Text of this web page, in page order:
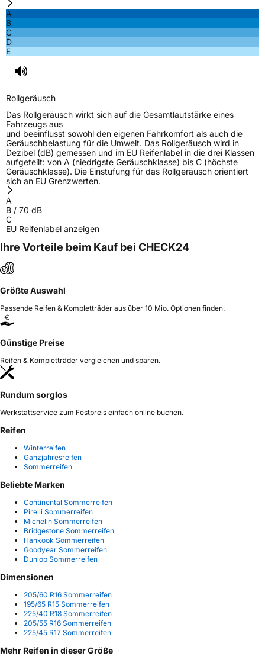
A
B
C
D
E
Rollgeräusch
Das Rollgeräusch wirkt sich auf die Gesamtlautstärke eines
Fahrzeugs aus
und beeinflusst sowohl den eigenen Fahrkomfort als auch die
Geräuschbelastung für die Umwelt. Das Rollgeräusch wird in
Dezibel (dB) gemessen und im EU Reifenlabel in die drei Klassen
aufgeteilt: von A (niedrigste Geräuschklasse) bis C (höchste
Geräuschklasse). Die Einstufung für das Rollgeräusch orientiert
sich an EU Grenzwerten.
A
B / 70 dB
C
EU Reifenlabel anzeigen
Ihre Vorteile beim Kauf bei CHECK24
Größte Auswahl
Passende Reifen & Kompletträder aus über 10 Mio. Optionen finden.
Günstige Preise
Reifen & Kompletträder vergleichen und sparen.
Rundum sorglos
Werkstattservice zum Festpreis einfach online buchen.
Reifen
Winterreifen
Ganzjahresreifen
Sommerreifen
Beliebte Marken
Continental Sommerreifen
Pirelli Sommerreifen
Michelin Sommerreifen
Bridgestone Sommerreifen
Hankook Sommerreifen
Goodyear Sommerreifen
Dunlop Sommerreifen
Dimensionen
205/60 R16 Sommerreifen
195/65 R15 Sommerreifen
225/40 R18 Sommerreifen
205/55 R16 Sommerreifen
225/45 R17 Sommerreifen
Mehr Reifen in dieser Größe